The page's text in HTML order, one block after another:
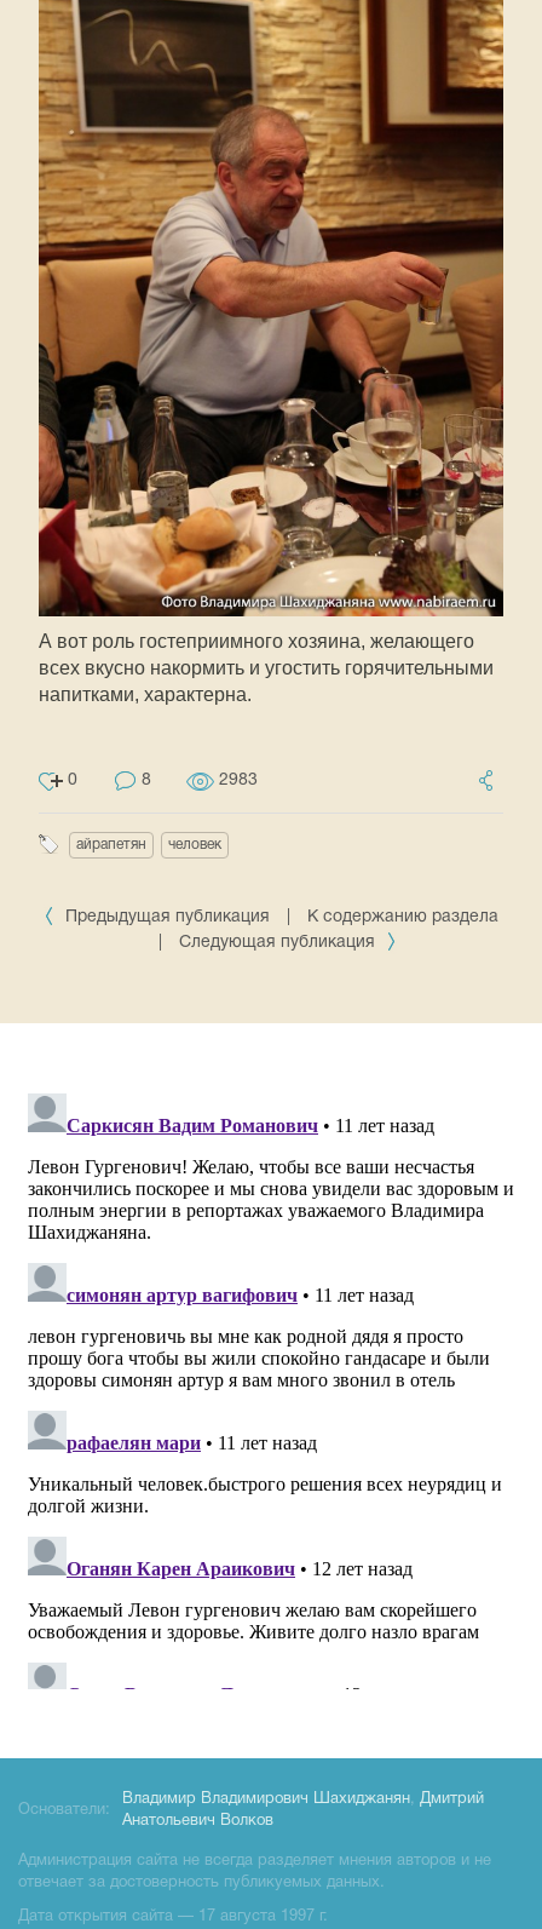
А вот роль гостеприимного хозяина, желающего
всех вкусно накормить и угостить горячительными
напитками, характерна.
0 8 2983
айрапетян человек
Предыдущая публикация
К содержанию раздела
Следующая публикация
Основатели:
Владимир Владимирович Шахиджанян, Дмитрий
Анатольевич Волков
Администрация сайта не всегда разделяет мнения авторов и не
отвечает за достоверность публикуемых данных.
Дата открытия сайта — 17 августа 1997 г.